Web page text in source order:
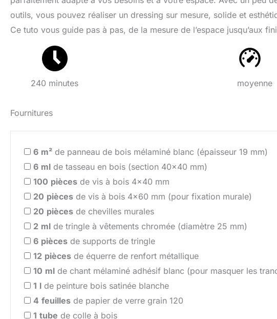
outils, vous pouvez réaliser un dressing sur mesure, solide et
Ce tuto vous guide pas à pas, de la mesure de l’espace jusqu’aux
240 minutes moyenne
Fournitures
6 m² de panneau de bois mélaminé blanc (épaisseur 19 mm)
6 ml de tasseau en bois (section 40×40 mm)
100 pièces de vis à bois 4×40 mm
20 pièces de vis à bois 4×60 mm (pour fixation murale)
20 pièces de chevilles murales
2 ml de tringle à vêtements chromée (diamètre 25 mm)
6 pièces de supports de tringle
12 pièces de équerre de renfort métallique
10 ml de chant mélaminé adhésif blanc (pour masquer les
1 l de peinture bois satinée blanche
4 feuilles de papier de verre grain 120
1 tube de colle à bois